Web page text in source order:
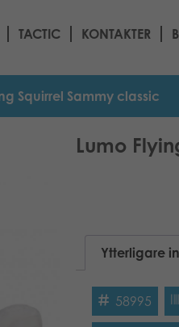
TACTIC KONTAKTER
Squirrel Sammy classic
Lumo
Ytterligare
58995